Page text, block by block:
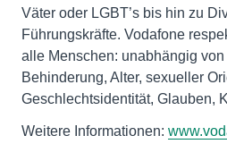
Väter oder LGBT’s bis hin zu
Führungskräfte. Vodafone
alle Menschen: unabhängig
Behinderung, Alter, sexueller
Geschlechtsidentität, Glauben,
Weitere Informationen: